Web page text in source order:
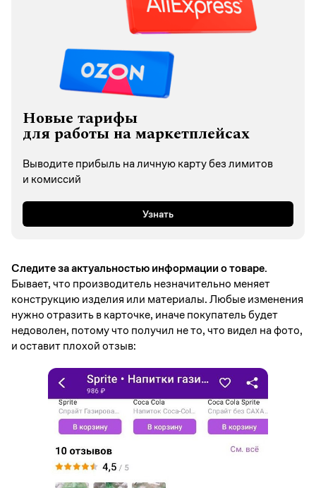
Новые тарифы
для работы на маркетплейсах
Выводите прибыль на личную карту без лимитов
и комиссий
Узнать
Следите за актуальностью информации о товаре.
Бывает, что производитель незначительно меняет
конструкцию изделия или материалы. Любые изменения
нужно отразить в карточке, иначе покупатель будет
недоволен, потому что получил не то, что видел на фото,
и оставит плохой отзыв: